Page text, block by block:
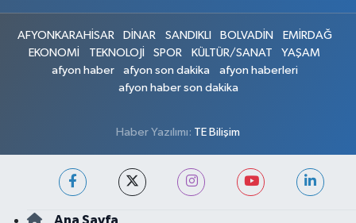
AFYONKARAHİSAR DİNAR SANDIKLI BOLVADİN
EMİRDAĞ
EKONOMİ
TEKNOLOJİ SPOR KÜLTÜR/SANAT
YAŞAM
afyon haber
afyon son dakika
afyon haberleri
afyon haber son dakika
Haber Yazılımı: TE Bilişim
Ana Sayfa